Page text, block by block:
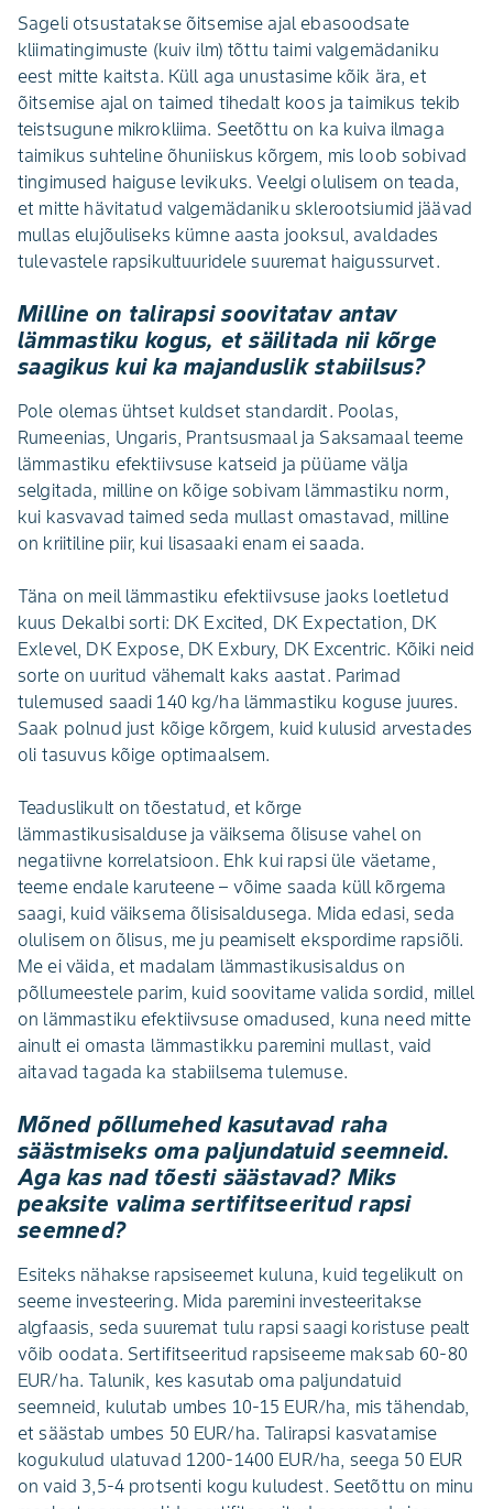
Sageli otsustatakse õitsemise ajal ebasoodsate
kliimatingimuste (kuiv ilm) tõttu taimi valgemädaniku
eest mitte kaitsta. Küll aga unustasime kõik ära, et
õitsemise ajal on taimed tihedalt koos ja taimikus tekib
teistsugune mikrokliima. Seetõttu on ka kuiva ilmaga
taimikus suhteline õhuniiskus kõrgem, mis loob sobivad
tingimused haiguse levikuks. Veelgi olulisem on teada,
et mitte hävitatud valgemädaniku sklerootsiumid jäävad
mullas elujõuliseks kümne aasta jooksul, avaldades
tulevastele rapsikultuuridele suuremat haigussurvet.
Milline on talirapsi soovitatav antav
lämmastiku kogus, et säilitada nii kõrge
saagikus kui ka majanduslik stabiilsus?
Pole olemas ühtset kuldset standardit. Poolas,
Rumeenias, Ungaris, Prantsusmaal ja Saksamaal teeme
lämmastiku efektiivsuse katseid ja püüame välja
selgitada, milline on kõige sobivam lämmastiku norm,
kui kasvavad taimed seda mullast omastavad, milline
on kriitiline piir, kui lisasaaki enam ei saada.
Täna on meil lämmastiku efektiivsuse jaoks loetletud
kuus Dekalbi sorti: DK Excited, DK Expectation, DK
Exlevel, DK Expose, DK Exbury, DK Excentric. Kõiki neid
sorte on uuritud vähemalt kaks aastat. Parimad
tulemused saadi 140 kg/ha lämmastiku koguse juures.
Saak polnud just kõige kõrgem, kuid kulusid arvestades
oli tasuvus kõige optimaalsem.
Teaduslikult on tõestatud, et kõrge
lämmastikusisalduse ja väiksema õlisuse vahel on
negatiivne korrelatsioon. Ehk kui rapsi üle väetame,
teeme endale karuteene – võime saada küll kõrgema
saagi, kuid väiksema õlisisaldusega. Mida edasi, seda
olulisem on õlisus, me ju peamiselt ekspordime rapsiõli.
Me ei väida, et madalam lämmastikusisaldus on
põllumeestele parim, kuid soovitame valida sordid, millel
on lämmastiku efektiivsuse omadused, kuna need mitte
ainult ei omasta lämmastikku paremini mullast, vaid
aitavad tagada ka stabiilsema tulemuse.
Mõned põllumehed kasutavad raha
säästmiseks oma paljundatuid seemneid.
Aga kas nad tõesti säästavad? Miks
peaksite valima sertifitseeritud rapsi
seemned?
Esiteks nähakse rapsiseemet kuluna, kuid tegelikult on
seeme investeering. Mida paremini investeeritakse
algfaasis, seda suuremat tulu rapsi saagi koristuse pealt
võib oodata. Sertifitseeritud rapsiseeme maksab 60-80
EUR/ha. Talunik, kes kasutab oma paljundatuid
seemneid, kulutab umbes 10-15 EUR/ha, mis tähendab,
et säästab umbes 50 EUR/ha. Talirapsi kasvatamise
kogukulud ulatuvad 1200-1400 EUR/ha, seega 50 EUR
on vaid 3,5-4 protsenti kogu kuludest. Seetõttu on minu